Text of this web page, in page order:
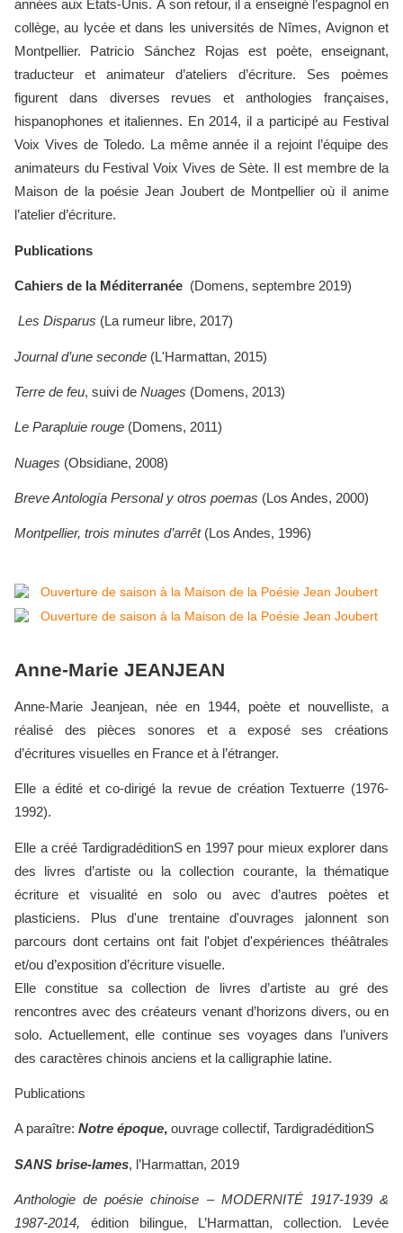
années aux États-Unis. À son retour, il a enseigné l’espagnol en
collège, au lycée et dans les universités de Nîmes, Avignon et
Montpellier. Patricio Sánchez Rojas est poète, enseignant,
traducteur et animateur d’ateliers d’écriture. Ses poèmes
figurent dans diverses revues et anthologies françaises,
hispanophones et italiennes. En 2014, il a participé au Festival
Voix Vives de Toledo. La même année il a rejoint l’équipe des
animateurs du Festival Voix Vives de Sète. Il est membre de la
Maison de la poésie Jean Joubert de Montpellier où il anime
l’atelier d’écriture.
Publications
Cahiers de la Méditerranée (Domens, septembre 2019)
Les Disparus (La rumeur libre, 2017)
Journal d’une seconde (L'Harmattan, 2015)
Terre de feu, suivi de Nuages (Domens, 2013)
Le Parapluie rouge (Domens, 2011)
Nuages (Obsidiane, 2008)
Breve Antología Personal y otros poemas (Los Andes, 2000)
Montpellier, trois minutes d’arrêt (Los Andes, 1996)
Anne-Marie JEANJEAN
Anne-Marie Jeanjean, née en 1944, poète et nouvelliste, a
réalisé des pièces sonores et a exposé ses créations
d’écritures visuelles en France et à l’étranger.
Elle a édité et co-dirigé la revue de création Textuerre (1976-
1992).
Elle a créé TardigradéditionS en 1997 pour mieux explorer dans
des livres d’artiste ou la collection courante, la thématique
écriture et visualité en solo ou avec d’autres poètes et
plasticiens. Plus d'une trentaine d'ouvrages jalonnent son
parcours dont certains ont fait l'objet d'expériences théâtrales
et/ou d’exposition d’écriture visuelle.
Elle constitue sa collection de livres d’artiste au gré des
rencontres avec des créateurs venant d’horizons divers, ou en
solo. Actuellement, elle continue ses voyages dans l’univers
des caractères chinois anciens et la calligraphie latine.
Publications
A paraître: Notre époque, ouvrage collectif, TardigradéditionS
SANS brise-lames, l’Harmattan, 2019
Anthologie de poésie chinoise – MODERNITÉ 1917-1939 &
1987-2014, édition bilingue, L’Harmattan, collection. Levée